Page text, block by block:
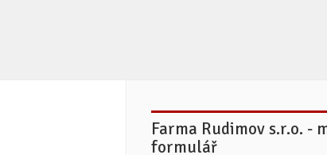
Farma Rudimov s.r.o. -
formulář